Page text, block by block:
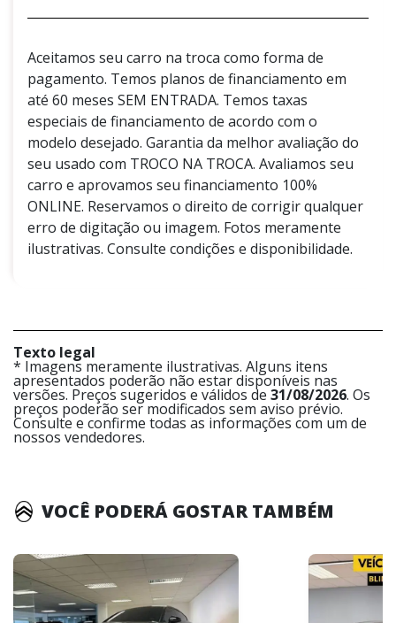
Aceitamos seu carro na troca como forma de
pagamento. Temos planos de financiamento em
até 60 meses SEM ENTRADA. Temos taxas
especiais de financiamento de acordo com o
modelo desejado. Garantia da melhor avaliação do
seu usado com TROCO NA TROCA. Avaliamos seu
carro e aprovamos seu financiamento 100%
ONLINE. Reservamos o direito de corrigir qualquer
erro de digitação ou imagem. Fotos meramente
ilustrativas. Consulte condições e disponibilidade.
Texto legal
* Imagens meramente ilustrativas. Alguns itens
apresentados poderão não estar disponíveis nas
versões. Preços sugeridos e válidos de 31/08/2026. Os
preços poderão ser modificados sem aviso prévio.
Consulte e confirme todas as informações com um de
nossos vendedores.
VOCÊ PODERÁ GOSTAR TAMBÉM